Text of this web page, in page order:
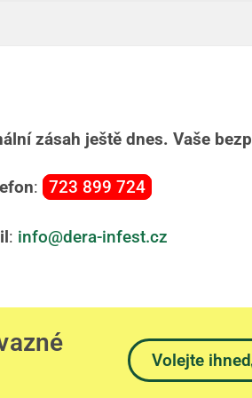
zásah ještě dnes. Vaše
: 723 899 724
: info@dera-infest.cz
Volejte ihned